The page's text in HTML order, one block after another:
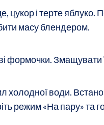
цукор і терте
масу блендером.
формочки. Змащувати
води.
режим «На пару» та